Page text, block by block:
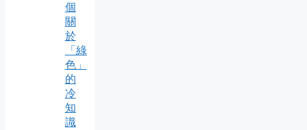
個
關
於
「綠
色」
的
冷
知
識